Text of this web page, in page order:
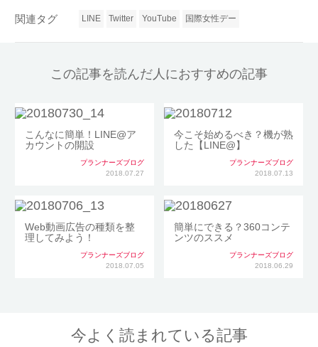
関連タグ LINE Twitter YouTube 国際女性デー
この記事を読んだ人におすすめの記事
こんなに簡単！LINE@ア
カウントの開設
プランナーズブログ
2018.07.27
今こそ始めるべき？機が熟
した【LINE@】
プランナーズブログ
2018.07.13
Web動画広告の種類を整
理してみよう！
プランナーズブログ
2018.07.05
簡単にできる？360コンテ
ンツのススメ
プランナーズブログ
2018.06.29
今よく読まれている記事